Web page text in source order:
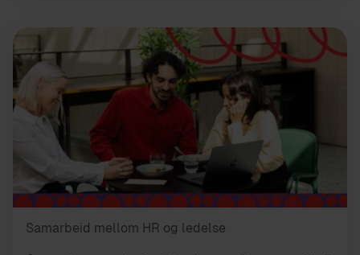
Samarbeid mellom HR og ledelse